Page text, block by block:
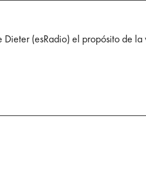
(esRadio) el propósito de